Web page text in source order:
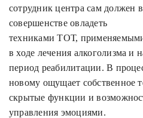
сотрудник центра сам должен в
совершенстве овладеть
техниками ТОТ,
в ходе лечения алкоголизма и
период реабилитации. В
новому ощущает собственное
скрытые функции и
управления эмоциями.